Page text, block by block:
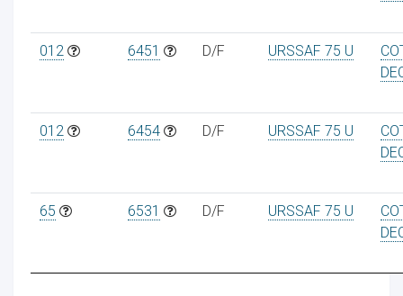
012 6451 D/F URSSAF 75 U
012 6454 D/F URSSAF 75 U
65 6531 D/F URSSAF 75 U